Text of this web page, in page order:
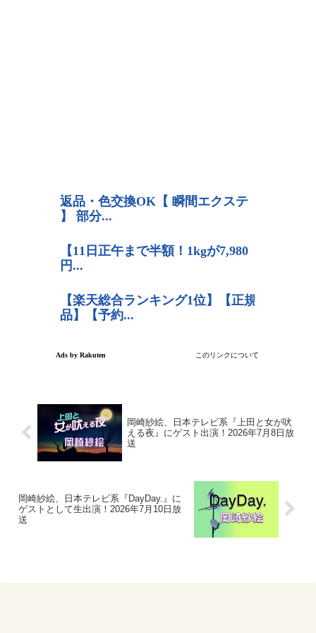
岡崎紗絵、日本テレビ系『上田と女が吠
える夜』にゲスト出演！2026年7月8日放
送
岡崎紗絵、日本テレビ系『DayDay.』に
ゲストとして生出演！2026年7月10日放
送